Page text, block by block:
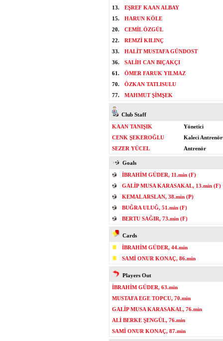
13.
EŞREF KAAN ALBAY
15.
HARUN KÖLE
20.
CEMİL ÖZGÜL
22.
REMZİ KILINÇ
33.
HALİT MUSTAFA GÜNDOST
36.
SALİH CAN BIÇAKÇI
61.
ÖMER FARUK YILMAZ
70.
ÖZKAN TATLISULU
77.
MAHMUT ŞİMŞEK
Club Staff
KAAN TANIŞIK
Yönetici
CENK ŞEKEROĞLU
Kaleci
SEZER YÜCEL
Antrenör
Goals
İBRAHİM GÜDER, 11.min (F)
GALİP MUSA KARASAKAL, 13.min (F)
KEMAL ARSLAN, 38.min (P)
BUĞRA ULUĞ, 51.min (F)
BERTU SAĞIR, 73.min (F)
Cards
İBRAHİM GÜDER, 44.min
SAMİ ONUR KONAÇ, 86.min
Players Out
İBRAHİM GÜDER, 63.min
MUSTAFA EGE TOPCU, 70.min
GALİP MUSA KARASAKAL, 76.min
ALİ BERKE ŞENGÜL, 76.min
SAMİ ONUR KONAÇ, 87.min